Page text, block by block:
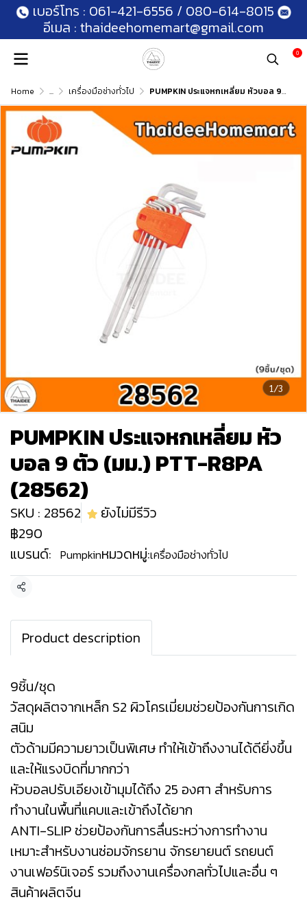
เบอร์โทร : 061-421-6556 / 080-614-8015
อีเมล : thaideehomemart@gmail.com
0
Home ... เครื่องมือช่างทั่วไป PUMPKIN ประแจหกเหลี่ยม หัวบอล 9 ตัว (มม.) PTT-R8PA (28562)
1/3
PUMPKIN ประแจหกเหลี่ยม หัว
บอล 9 ตัว (มม.) PTT-R8PA
(28562)
SKU : 28562
ยังไม่มีรีวิว
฿290
แบรนด์: Pumpkinหมวดหมู่:เครื่องมือช่างทั่วไป
แชร์
Product description
9ชิ้น/ชุด
วัสดุผลิตจากเหล็ก S2 ผิวโครเมี่ยมช่วยป้องกันการเกิด
สนิม
ตัวด้ามมีความยาวเป็นพิเศษ ทำให้เข้าถึงงานได้ดียิ่งขึ้น
และให้แรงบิดที่มากกว่า
หัวบอลปรับเอียงเข้ามุมได้ถึง 25 องศา สำหรับการ
ทำงานในพื้นที่แคบและเข้าถึงได้ยาก
ANTI-SLIP ช่วยป้องกันการลื่นระหว่างการทำงาน
เหมาะสำหรับงานซ่อมจักรยาน จักรยายนต์ รถยนต์
งานเฟอร์นิเจอร์ รวมถึงงานเครื่องกลทั่วไปและอื่น ๆ
สินค้าผลิตจีน